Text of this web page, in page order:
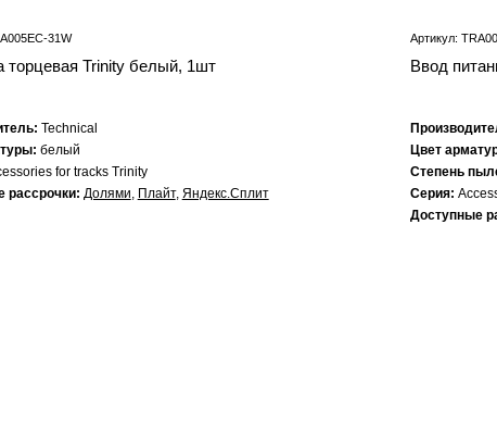
31W
торцевая Trinity белый, 1шт
Technical
белый
for tracks Trinity
рассрочки: Долями, Плайт, Яндекс.Сплит
Артикул:
Ввод
Цвет
Степень
Серия:
Доступные